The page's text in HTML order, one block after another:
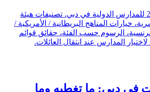
دليل شامل لعام 2026 للمدارس الدولية في دبي. تصنيفات هيئة
خيارات المناهج البريطانية / الأمريكية /
الفرنسية، الرسوم حسب الفئة، حقائق قوائم
في دبي: ما تغطيه وما